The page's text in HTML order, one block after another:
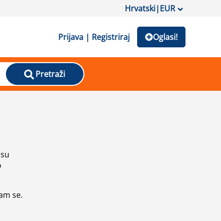
Hrvatski|EUR
Prijava | Registriraj Oglasi!
Pretraži
se.